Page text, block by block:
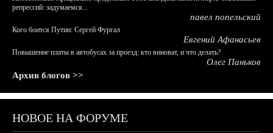
репрессий: задумаемся...
павел попельский
Кого боится Путин: Сергей Фургал
Евгений Афанасьев
Повышение платы в автобусах за проезд: кто виноват, и что делать?
Олег Паньков
Архив блогов >>
НОВОЕ НА ФОРУМЕ